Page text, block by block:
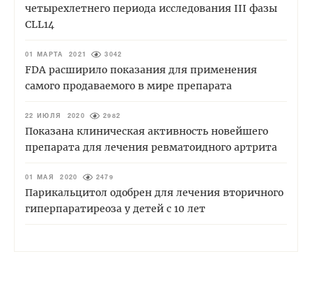
четырехлетнего периода исследования III фазы
CLL14
01 МАРТА 2021 3042
FDA расширило показания для применения
самого продаваемого в мире препарата
22 ИЮЛЯ 2020 2982
Показана клиническая активность новейшего
препарата для лечения ревматоидного артрита
01 МАЯ 2020 2479
Парикальцитол одобрен для лечения вторичного
гиперпаратиреоза у детей с 10 лет